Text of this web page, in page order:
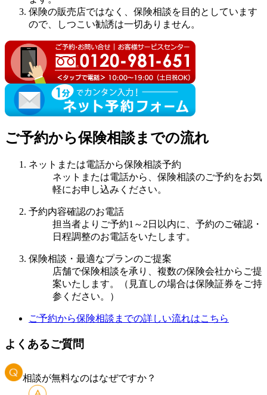
保険の販売店ではなく、保険相談を目的としています
ので、しつこい勧誘は一切ありません。
ご予約から保険相談までの流れ
ネットまたは電話から保険相談予約
ネットまたは電話から、保険相談のご予約をお気
軽にお申し込みください。
予約内容確認のお電話
担当者よりご予約1～2日以内に、予約のご確認・
日程調整のお電話をいたします。
保険相談・最適なプランのご提案
店舗で保険相談を承り、複数の保険会社からご提
案いたします。（見直しの場合は保険証券をご持
参ください。）
ご予約から保険相談までの詳しい流れはこちら
よくあるご質問
相談が無料なのはなぜですか？